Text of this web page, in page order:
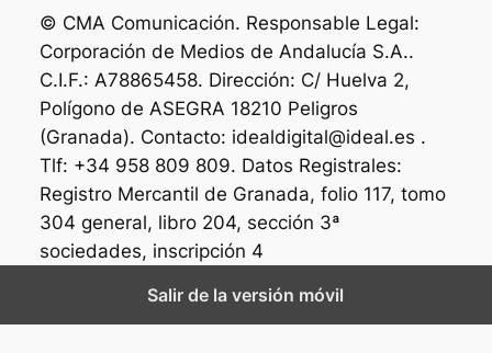
© CMA Comunicación. Responsable Legal:
Corporación de Medios de Andalucía S.A..
C.I.F.: A78865458. Dirección: C/ Huelva 2,
Polígono de ASEGRA 18210 Peligros
(Granada). Contacto: idealdigital@ideal.es .
Tlf: +34 958 809 809. Datos Registrales:
Registro Mercantil de Granada, folio 117, tomo
304 general, libro 204, sección 3ª
sociedades, inscripción 4
Salir de la versión móvil